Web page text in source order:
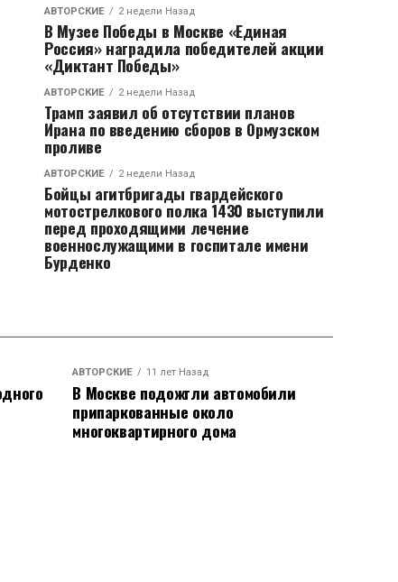
АВТОРСКИЕ 2 недели Назад
В Музее Победы в Москве «Единая
Россия» наградила победителей акции
«Диктант Победы»
АВТОРСКИЕ 2 недели Назад
Трамп заявил об отсутствии планов
Ирана по введению сборов в Ормузском
проливе
АВТОРСКИЕ 2 недели Назад
Бойцы агитбригады гвардейского
мотострелкового полка 1430 выступили
перед проходящими лечение
военнослужащими в госпитале имени
Бурденко
АВТОРСКИЕ 11 лет Назад
В Москве подожгли автомобили
припаркованные около
многоквартирного дома